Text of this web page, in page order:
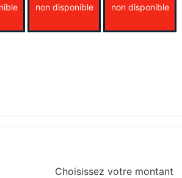
non disponible non disponible
Choisissez votre montant